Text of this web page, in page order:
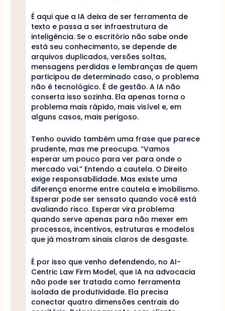
É aqui que a IA deixa de ser ferramenta de
texto e passa a ser infraestrutura de
inteligência. Se o escritório não sabe onde
está seu conhecimento, se depende de
arquivos duplicados, versões soltas,
mensagens perdidas e lembranças de quem
participou de determinado caso, o problema
não é tecnológico. É de gestão. A IA não
conserta isso sozinha. Ela apenas torna o
problema mais rápido, mais visível e, em
alguns casos, mais perigoso.
Tenho ouvido também uma frase que parece
prudente, mas me preocupa. “Vamos
esperar um pouco para ver para onde o
mercado vai.” Entendo a cautela. O Direito
exige responsabilidade. Mas existe uma
diferença enorme entre cautela e imobilismo.
Esperar pode ser sensato quando você está
avaliando risco. Esperar vira problema
quando serve apenas para não mexer em
processos, incentivos, estruturas e modelos
que já mostram sinais claros de desgaste.
É por isso que venho defendendo, no AI-
Centric Law Firm Model, que IA na advocacia
não pode ser tratada como ferramenta
isolada de produtividade. Ela precisa
conectar quatro dimensões centrais do